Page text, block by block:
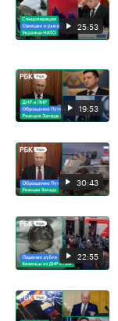
25:53
19:53
30:43
22:55